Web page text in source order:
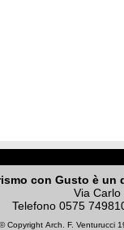
con Gusto è un
Via
Telefono 0575
© Copyright Arch. F. Venturucci